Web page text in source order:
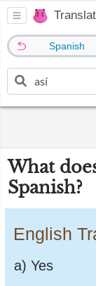
Spanish
What
Spanish?
English
a) Yes